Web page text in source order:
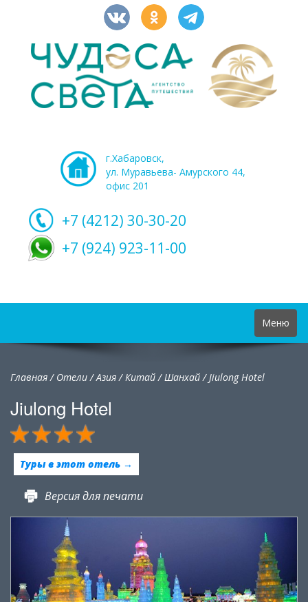
г.Хабаровск,
ул. Муравьева- Амурского 44,
офис 201
+7 (4212) 30-30-20
+7 (924) 923-11-00
Toggle
navigation
Меню
Главная/ Отели/Азия/Китай/Шанхай /Jiulong Hotel
Jiulong Hotel
Туры в этот отель →
Версия для печати